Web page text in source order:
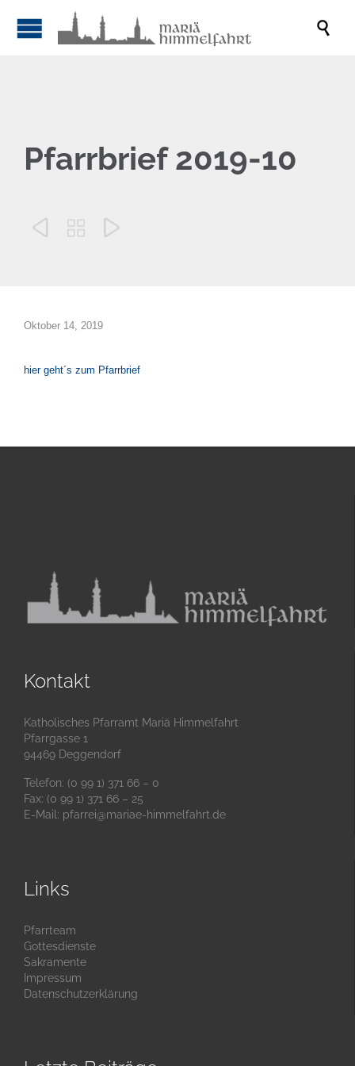

Pfarrbrief 2019-10
  
Oktober 14, 2019
hier geht´s zum Pfarrbrief
Kontakt
Katholisches Pfarramt Mariä Himmelfahrt
Pfarrgasse 1
94469 Deggendorf
Telefon: (0 99 1) 371 66 – 0
Fax: (0 99 1) 371 66 – 25
E-Mail: pfarrei@mariae-himmelfahrt.de
Links
Pfarrteam
Gottesdienste
Sakramente
Impressum
Datenschutzerklärung